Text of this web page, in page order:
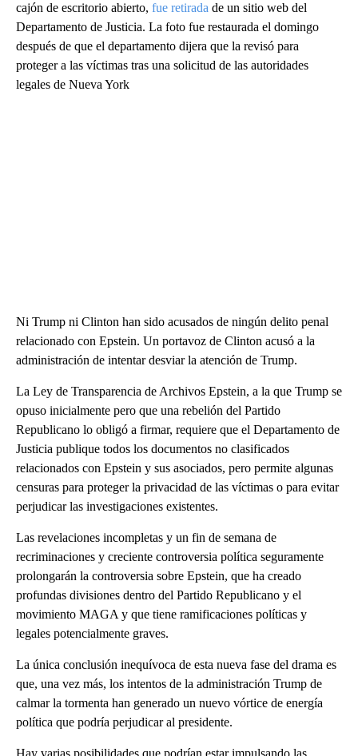
cajón de escritorio abierto, fue retirada de un sitio web del
Departamento de Justicia. La foto fue restaurada el domingo
después de que el departamento dijera que la revisó para
proteger a las víctimas tras una solicitud de las autoridades
legales de Nueva York
Ni Trump ni Clinton han sido acusados ​​de ningún delito penal
relacionado con Epstein. Un portavoz de Clinton acusó a la
administración de intentar desviar la atención de Trump.
La Ley de Transparencia de Archivos Epstein, a la que Trump se
opuso inicialmente pero que una rebelión del Partido
Republicano lo obligó a firmar, requiere que el Departamento de
Justicia publique todos los documentos no clasificados
relacionados con Epstein y sus asociados, pero permite algunas
censuras para proteger la privacidad de las víctimas o para evitar
perjudicar las investigaciones existentes.
Las revelaciones incompletas y un fin de semana de
recriminaciones y creciente controversia política seguramente
prolongarán la controversia sobre Epstein, que ha creado
profundas divisiones dentro del Partido Republicano y el
movimiento MAGA y que tiene ramificaciones políticas y
legales potencialmente graves.
La única conclusión inequívoca de esta nueva fase del drama es
que, una vez más, los intentos de la administración Trump de
calmar la tormenta han generado un nuevo vórtice de energía
política que podría perjudicar al presidente.